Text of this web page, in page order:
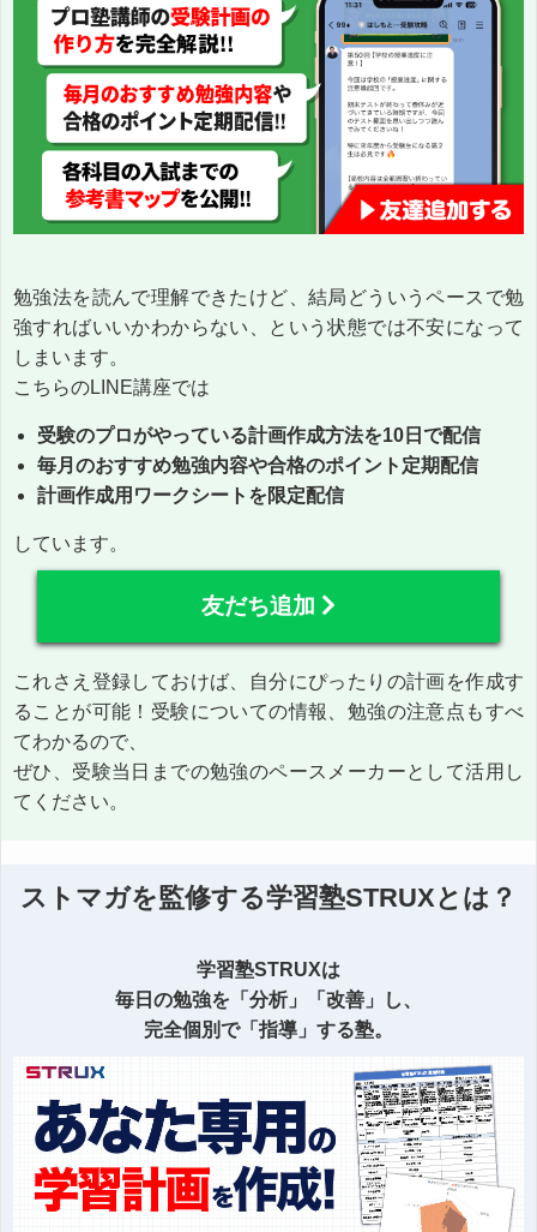
勉強法を読んで理解できたけど、結局どういうペースで勉
強すればいいかわからない、という状態では不安になって
しまいます。
こちらのLINE講座では
受験のプロがやっている計画作成方法を10日で配信
毎月のおすすめ勉強内容や合格のポイント定期配信
計画作成用ワークシートを限定配信
しています。
友だち追加
これさえ登録しておけば、自分にぴったりの計画を作成す
ることが可能！受験についての情報、勉強の注意点もすべ
てわかるので、
ぜひ、受験当日までの勉強のペースメーカーとして活用し
てください。
ストマガを監修する学習塾STRUXとは？
学習塾STRUXは
毎日の勉強を「分析」「改善」し、
完全個別で「指導」する塾。